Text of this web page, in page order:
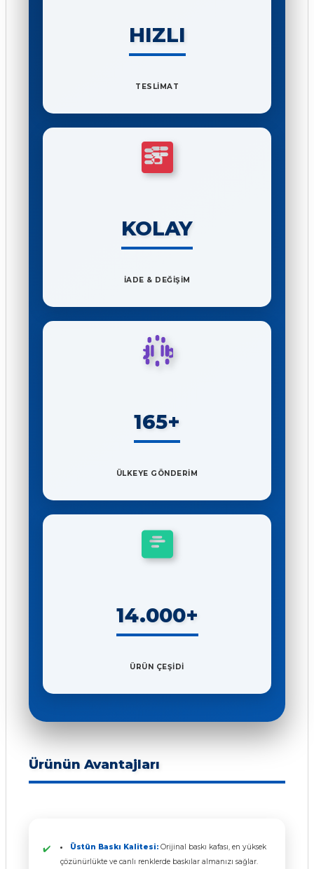
HIZLI
TESLİMAT
KOLAY
İADE & DEĞİŞİM
165+
ÜLKEYE GÖNDERİM
14.000+
ÜRÜN ÇEŞİDİ
Ürünün Avantajları
Üstün Baskı Kalitesi: Orijinal baskı kafası, en yüksek
çözünürlükte ve canlı renklerde baskılar almanızı sağlar.